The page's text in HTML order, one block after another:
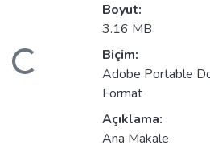
Yükleniyor...
Boyut:
3.16 MB
Biçim:
Adobe Portable
Format
Açıklama:
Ana Makale